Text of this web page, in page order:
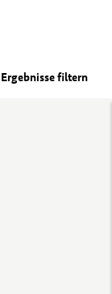
Ergebnisse filtern